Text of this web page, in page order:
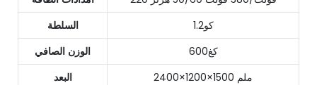
السلطة
كو1.2
الوزن الصافي
كغ600
البعد
2400×1200×1500 ملم